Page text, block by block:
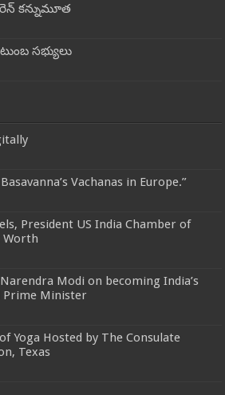
కన్నుమూత
సభ్యులు
Vachanas in Europe.”
President US India Chamber of
Worth
Modi on becoming India’s
Prime Minister
Yoga Hosted by The Consulate
Texas